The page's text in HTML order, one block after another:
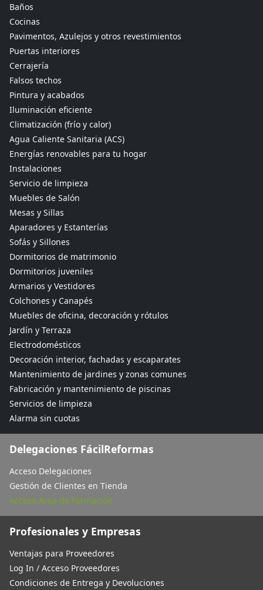
Baños
Cocinas
Pavimentos, Azulejos y otros revestimientos
Puertas interiores
Cerrajería
Falsos techos
Pintura y acabados
Iluminación eficiente
Climatización (frío y calor)
Agua Caliente Sanitaria (ACS)
Energías renovables para tu hogar
Instalaciones
Servicio de limpieza
Muebles de Salón
Mesas y Sillas
Aparadores y Estanterías
Sofás y Sillones
Dormitorios de matrimonio
Dormitorios juveniles
Armarios y Vestidores
Colchones y Canapés
Muebles de oficina, decoración y rótulos
Jardín y Terraza
Electrodomésticos
Decoración interior, fachadas y escaparates
Mantenimiento de jardines y zonas comunes
Fabricación y mantenimiento de piscinas
Servicios de limpieza
Alarma sin cuotas
Delegaciones FácilReformas
Acceso Delegaciones
Gestión de Clientes en Tienda
Acceso Área de Formación
Profesionales y Empresas
Ventajas para Proveedores
Log In / Acceso Proveedores
Condiciones de Entrega y Devoluciones